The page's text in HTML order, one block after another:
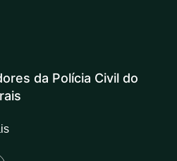
da Polícia Civil do